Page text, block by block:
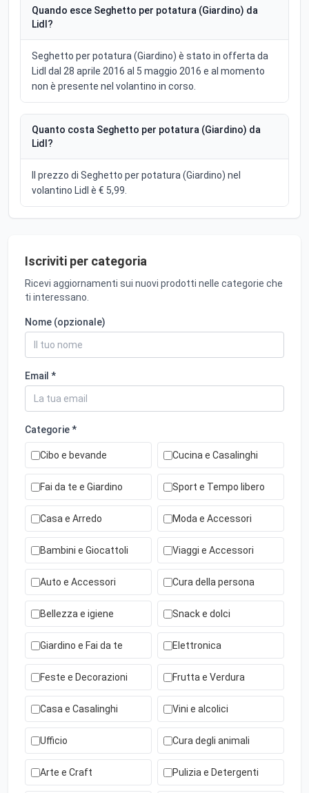
Quando esce Seghetto per potatura (Giardino) da
Lidl?
Seghetto per potatura (Giardino) è stato in offerta da
Lidl dal 28 aprile 2016 al 5 maggio 2016 e al momento
non è presente nel volantino in corso.
Quanto costa Seghetto per potatura (Giardino) da
Lidl?
Il prezzo di Seghetto per potatura (Giardino) nel
volantino Lidl è € 5,99.
Iscriviti per categoria
Ricevi aggiornamenti sui nuovi prodotti nelle categorie che
ti interessano.
Nome (opzionale)
Email *
Categorie *
Cibo e bevande Cucina e Casalinghi
Fai da te e Giardino Sport e Tempo libero
Casa e Arredo Moda e Accessori
Bambini e Giocattoli Viaggi e Accessori
Auto e Accessori Cura della persona
Bellezza e igiene Snack e dolci
Giardino e Fai da te Elettronica
Feste e Decorazioni Frutta e Verdura
Casa e Casalinghi Vini e alcolici
Ufficio Cura degli animali
Arte e Craft Pulizia e Detergenti